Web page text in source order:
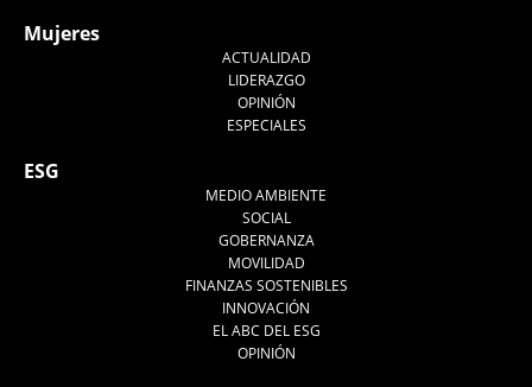
Mujeres
ACTUALIDAD
LIDERAZGO
OPINIÓN
ESPECIALES
ESG
MEDIO AMBIENTE
SOCIAL
GOBERNANZA
MOVILIDAD
FINANZAS SOSTENIBLES
INNOVACIÓN
EL ABC DEL ESG
OPINIÓN